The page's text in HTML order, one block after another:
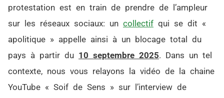
protestation est en train de prendre de l’ampleur
sur les réseaux sociaux: un collectif qui se dit «
apolitique » appelle ainsi à un blocage total du
pays à partir du 10 septembre 2025. Dans un tel
contexte, nous vous relayons la vidéo de la chaine
YouTube « Soif de Sens » sur l’interview de